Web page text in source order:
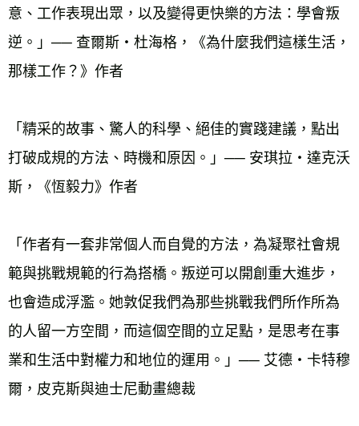
意、工作表現出眾，以及變得更快樂的方法：學會叛
逆。」── 查爾斯‧杜海格，《為什麼我們這樣生活，
那樣工作？》作者
「精采的故事、驚人的科學、絕佳的實踐建議，點出
打破成規的方法、時機和原因。」── 安琪拉‧達克沃
斯，《恆毅力》作者
「作者有一套非常個人而自覺的方法，為凝聚社會規
範與挑戰規範的行為搭橋。叛逆可以開創重大進步，
也會造成浮濫。她敦促我們為那些挑戰我們所作所為
的人留一方空間，而這個空間的立足點，是思考在事
業和生活中對權力和地位的運用。」── 艾德‧卡特穆
爾，皮克斯與迪士尼動畫總裁